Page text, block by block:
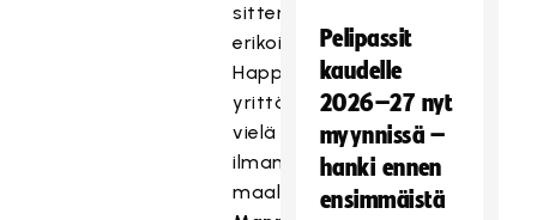
sitten
erikoistilannemaaleja
Happeen
yrittäessä
vielä
ilman
maalivahtia.Jami
Pelipassit
kaudelle
2026–27 nyt
myynnissä –
hanki ennen
ensimmäistä